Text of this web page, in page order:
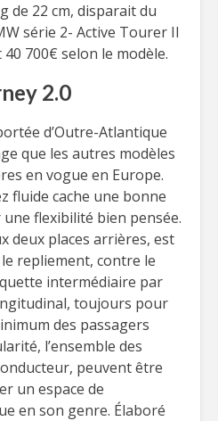
de 22 cm, disparait du
série 2- Active Tourer II
700€ selon le modèle.
2.0
d’Outre-Atlantique
que les autres modèles
en vogue en Europe.
fluide cache une bonne
flexibilité bien pensée.
deux places arrières, est
repliement, contre le
intermédiaire par
toujours pour
des passagers
l’ensemble des
peuvent être
un espace de
en son genre. Élaboré